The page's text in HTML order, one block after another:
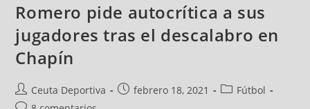
Romero pide autocrítica a sus
jugadores tras el descalabro en
Chapín
Ceuta Deportiva febrero 18, 2021
Fútbol